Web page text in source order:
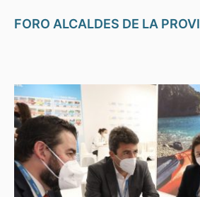
FORO ALCALDES DE LA